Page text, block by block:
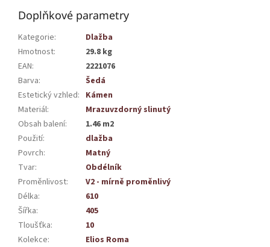
Doplňkové parametry
Kategorie:
Dlažba
Hmotnost:
29.8 kg
EAN:
2221076
Barva:
Šedá
Estetický vzhled: Kámen
Materiál:
Mrazuvzdorný slinutý
Obsah balení:
1.46 m2
Použití:
dlažba
Povrch:
Matný
Tvar:
Obdélník
Proměnlivost:
V2 - mírně proměnlivý
Délka:
610
Šířka:
405
Tloušťka:
10
Kolekce:
Elios Roma